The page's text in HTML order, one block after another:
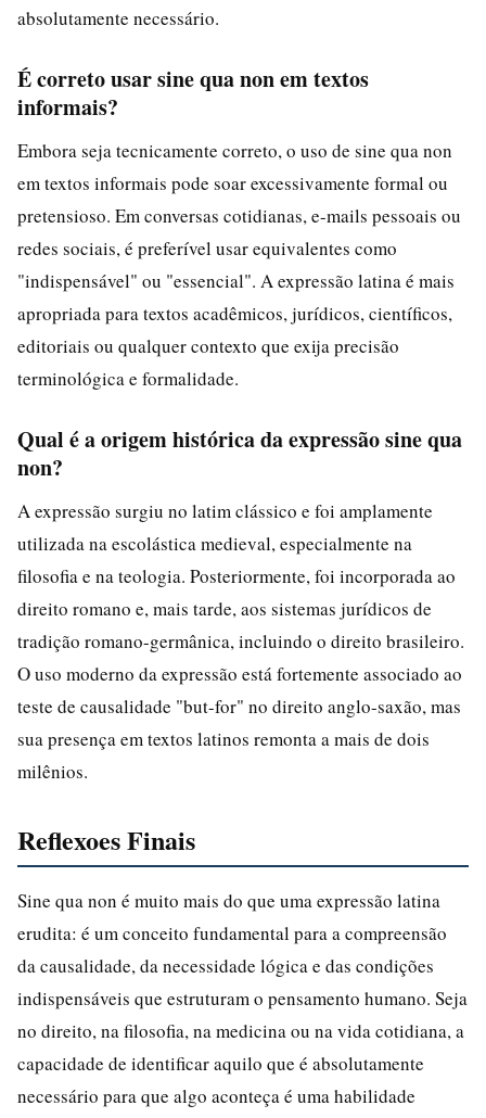
absolutamente necessário.
É correto usar sine qua non em textos
informais?
Embora seja tecnicamente correto, o uso de sine qua non
em textos informais pode soar excessivamente formal ou
pretensioso. Em conversas cotidianas, e-mails pessoais ou
redes sociais, é preferível usar equivalentes como
"indispensável" ou "essencial". A expressão latina é mais
apropriada para textos acadêmicos, jurídicos, científicos,
editoriais ou qualquer contexto que exija precisão
terminológica e formalidade.
Qual é a origem histórica da expressão sine qua
non?
A expressão surgiu no latim clássico e foi amplamente
utilizada na escolástica medieval, especialmente na
filosofia e na teologia. Posteriormente, foi incorporada ao
direito romano e, mais tarde, aos sistemas jurídicos de
tradição romano-germânica, incluindo o direito brasileiro.
O uso moderno da expressão está fortemente associado ao
teste de causalidade "but-for" no direito anglo-saxão, mas
sua presença em textos latinos remonta a mais de dois
milênios.
Reflexoes Finais
Sine qua non é muito mais do que uma expressão latina
erudita: é um conceito fundamental para a compreensão
da causalidade, da necessidade lógica e das condições
indispensáveis que estruturam o pensamento humano. Seja
no direito, na filosofia, na medicina ou na vida cotidiana, a
capacidade de identificar aquilo que é absolutamente
necessário para que algo aconteça é uma habilidade